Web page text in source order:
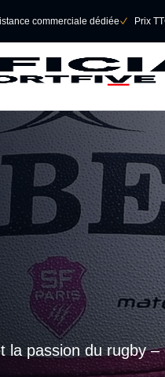
commerciale dédiée􀆅 Prix
la passion du rugby